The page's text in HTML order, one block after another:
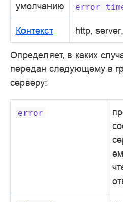
умолчанию
error
Контекст http,
Определяет, в каких
передан следующему в
серверу:
error